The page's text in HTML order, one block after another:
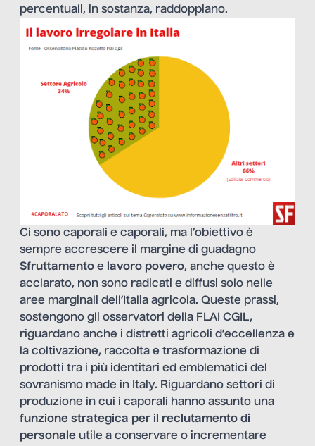
percentuali, in sostanza, raddoppiano.
Ci sono caporali e caporali, ma l’obiettivo è
sempre accrescere il margine di guadagno
Sfruttamento e lavoro povero, anche questo è
acclarato, non sono radicati e diffusi solo nelle
aree marginali dell’Italia agricola. Queste prassi,
sostengono gli osservatori della FLAI CGIL,
riguardano anche i distretti agricoli d’eccellenza e
la coltivazione, raccolta e trasformazione di
prodotti tra i più identitari ed emblematici del
sovranismo made in Italy. Riguardano settori di
produzione in cui i caporali hanno assunto una
funzione strategica per il reclutamento di
personale utile a conservare o incrementare